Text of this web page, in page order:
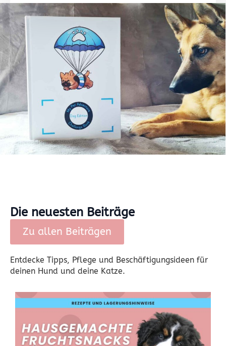
Die neuesten Beiträge
Zu allen Beiträgen
Entdecke Tipps, Pflege und Beschäftigungsideen für
deinen Hund und deine Katze.